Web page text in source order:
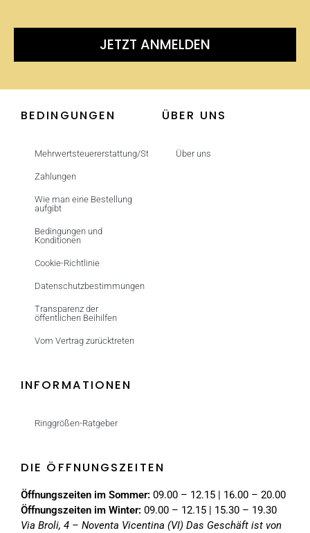
JETZT ANMELDEN
BEDINGUNGEN
Mehrwertsteuererstattung/Steuerfrei
Zahlungen
Wie man eine Bestellung
aufgibt
Bedingungen und
Konditionen
Cookie-Richtlinie
Datenschutzbestimmungen
Transparenz der
öffentlichen Beihilfen
Vom Vertrag zurücktreten
ÜBER UNS
Über uns
INFORMATIONEN
Ringgrößen-Ratgeber
DIE ÖFFNUNGSZEITEN
Öffnungszeiten im Sommer: 09.00 – 12.15 | 16.00 – 20.00
Öffnungszeiten im Winter: 09.00 – 12.15 | 15.30 – 19.30
Via Broli, 4 – Noventa Vicentina (VI) Das Geschäft ist von